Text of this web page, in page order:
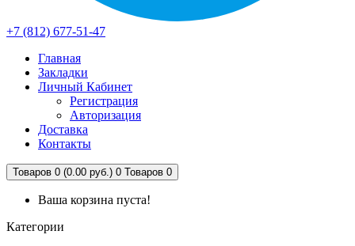
+7 (812) 677-51-47
Главная
Закладки
Личный Кабинет
Регистрация
Авторизация
Доставка
Контакты
Товаров 0 (0.00 руб.) 0 Товаров 0
Ваша корзина пуста!
Категории